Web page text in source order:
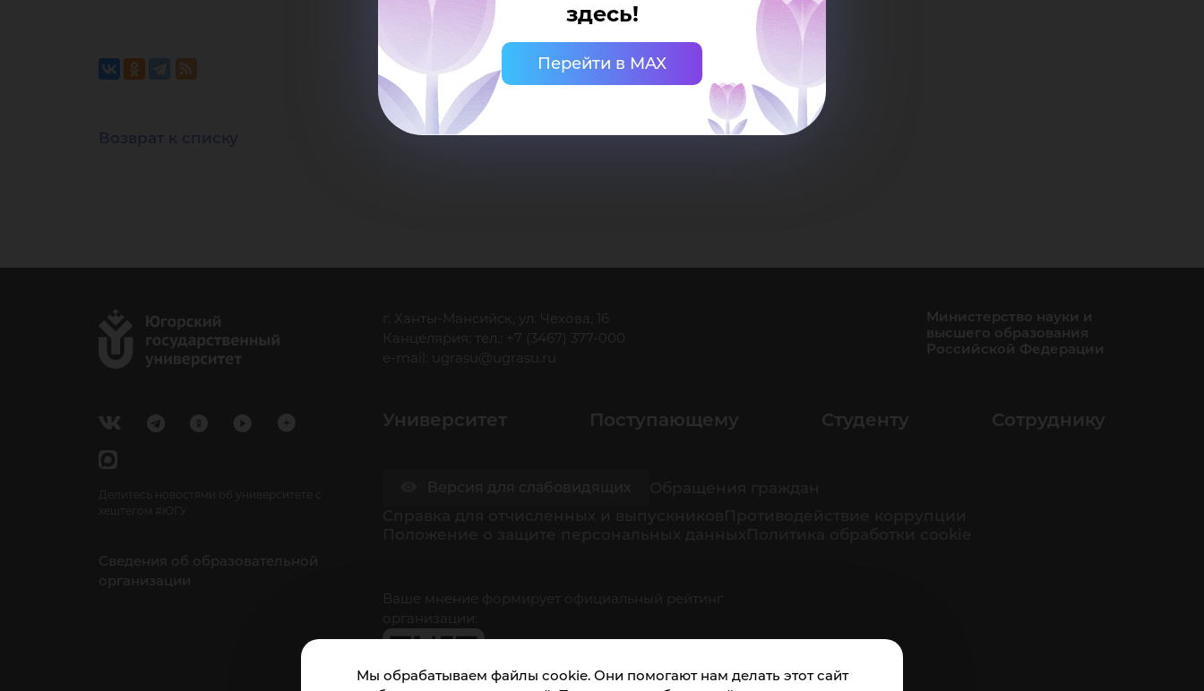
Мы обрабатываем файлы cookie. Они помогают нам делать этот сайт
здесь!
Перейти в MAX
Возврат к списку
Делитесь новостями об университете с
хештегом #ЮГУ
Сведения об образовательной
организации
г. Ханты-Мансийск, ул. Чехова, 16
Канцелярия: тел.: +7 (3467) 377-000
e-mail:
ugrasu@ugrasu.ru
Министерство науки и
высшего образования
Российской Федерации
Университет Поступающему Студенту Сотруднику
Ваше мнение формирует официальный рейтинг
организации: